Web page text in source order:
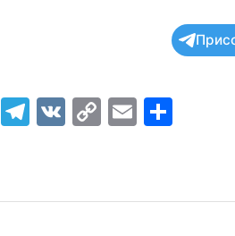
WhatsApp
Telegram
VK CopyEmail